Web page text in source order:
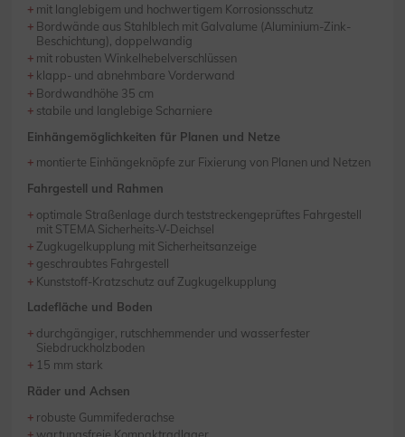
mit langlebigem und hochwertigem Korrosionsschutz
Bordwände aus Stahlblech mit Galvalume (Aluminium-Zink-
Beschichtung), doppelwandig
mit robusten Winkelhebelverschlüssen
klapp- und abnehmbare Vorderwand
Bordwandhöhe 35 cm
stabile und langlebige Scharniere
Einhängemöglichkeiten für Planen und Netze
montierte Einhängeknöpfe zur Fixierung von Planen und Netzen
Fahrgestell und Rahmen
optimale Straßenlage durch teststreckengeprüftes Fahrgestell
mit STEMA Sicherheits-V-Deichsel
Zugkugelkupplung mit Sicherheitsanzeige
geschraubtes Fahrgestell
Kunststoff-Kratzschutz auf Zugkugelkupplung
Ladefläche und Boden
durchgängiger, rutschhemmender und wasserfester
Siebdruckholzboden
15 mm stark
Räder und Achsen
robuste Gummifederachse